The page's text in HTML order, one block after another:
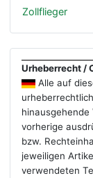
Zollflieger
Urheberrecht /
Alle auf
vorherige
bzw.
jeweiligen
verwendeten